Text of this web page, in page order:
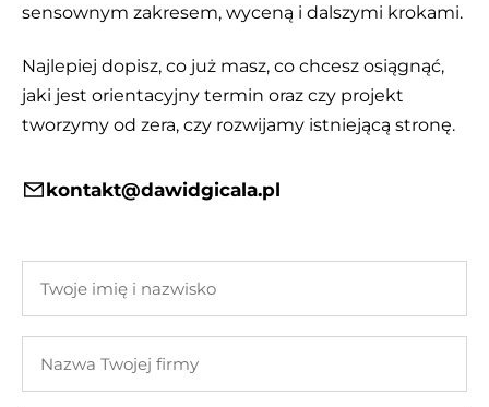
sensownym zakresem, wyceną i dalszymi krokami.
Najlepiej dopisz, co już masz, co chcesz osiągnąć,
jaki jest orientacyjny termin oraz czy projekt
tworzymy od zera, czy rozwijamy istniejącą stronę.
kontakt@dawidgicala.pl
imię
nazwisko
Twojej